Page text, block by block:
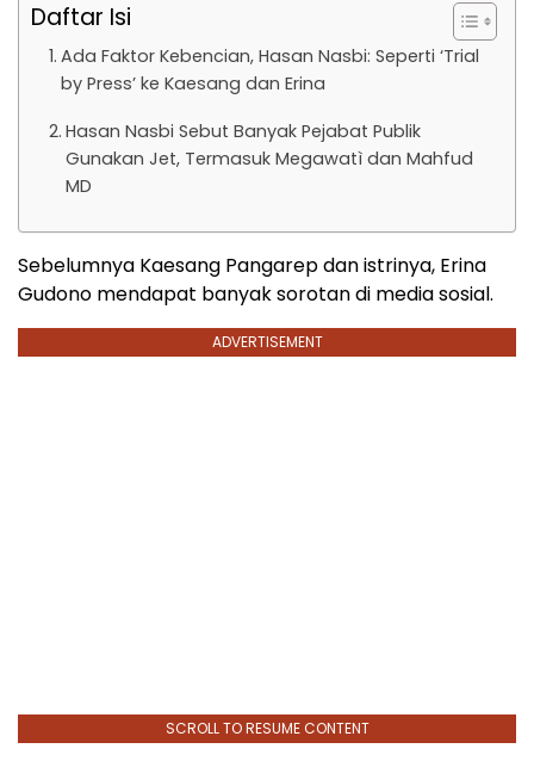
Daftar Isi
Ada Faktor Kebencian, Hasan Nasbi: Seperti ‘Trial
by Press’ ke Kaesang dan Erina
Hasan Nasbi Sebut Banyak Pejabat Publik
Gunakan Jet, Termasuk Megawatì dan Mahfud
MD
Sebelumnya Kaesang Pangarep dan istrinya, Erina
Gudono mendapat banyak sorotan di media sosial.
ADVERTISEMENT
SCROLL TO RESUME CONTENT